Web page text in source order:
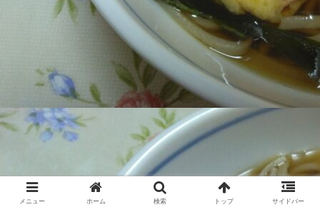
メニュー ホーム 検索 トップ サイドバー